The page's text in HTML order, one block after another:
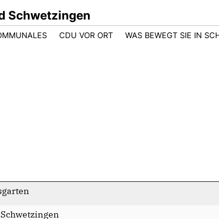
Schwetzingen
CDU VOR ORT WAS BEWEGT SIE IN